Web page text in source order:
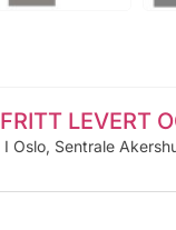
FRITT LEVERT
I Oslo, Sentrale